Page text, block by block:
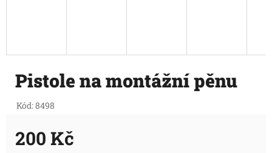
Pistole na montážní pěnu
Kód:8498
200 Kč